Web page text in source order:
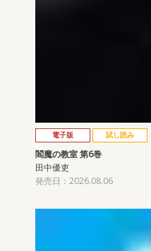
電子版 試し読み
閻魔の教室 第6巻
田中優吏
発売日：2026.08.06